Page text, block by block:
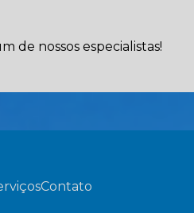
de nossos especialistas!
Contato